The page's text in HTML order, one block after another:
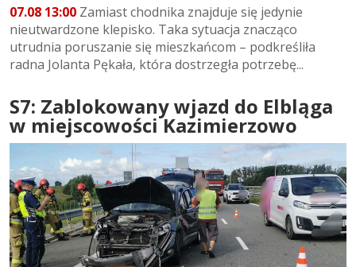
07.08 13:00 Zamiast chodnika znajduje się jedynie
nieutwardzone klepisko. Taka sytuacja znacząco
utrudnia poruszanie się mieszkańcom – podkreśliła
radna Jolanta Pękała, która dostrzegła potrzebę...
S7: Zablokowany wjazd do Elbląga
w miejscowości Kazimierzowo